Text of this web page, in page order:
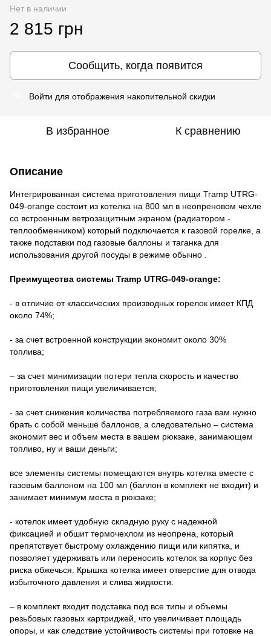
Нет в наличии
2 815 грн
Сообщить, когда появится
Войти для отображения накопительной скидки
В избранное К сравнению
Описание
Интегрированная система приготовления пищи Tramp UTRG-
049-orange состоит из котелка на 800 мл в неопреновом чехле
со встроенным ветрозащитным экраном (радиатором -
теплообменником) который подключается к газовой горелке, а
также подставки под газовые баллоны и таганка для
использования другой посуды в режиме обычно .
Преимущества системы Tramp UTRG-049-orange:
- в отличие от классических производных горелок имеет КПД
около 74%;
- за счет встроенной конструкции экономит около 30%
топлива;
– за счет минимизации потери тепла скорость и качество
приготовления пищи увеличивается;
- за счет снижения количества потребляемого газа вам нужно
брать с собой меньше баллонов, а следовательно – система
экономит вес и объем места в вашем рюкзаке, занимающем
топливо, ну и ваши деньги;
все элементы системы помещаются внутрь котелка вместе с
газовым баллоном на 100 мл (баллон в комплект не входит) и
занимает минимум места в рюкзаке;
- котелок имеет удобную складную руку с надежной
фиксацией и обшит термочехлом из неопрена, который
препятствует быстрому охлаждению пищи или кипятка, и
позволяет удерживать или переносить котелок за корпус без
риска обжечься. Крышка котелка имеет отверстие для отвода
избыточного давления и слива жидкости.
– в комплект входит подставка под все типы и объемы
резьбовых газовых картриджей, что увеличивает площадь
опоры, и как следствие устойчивость системы при готовке на